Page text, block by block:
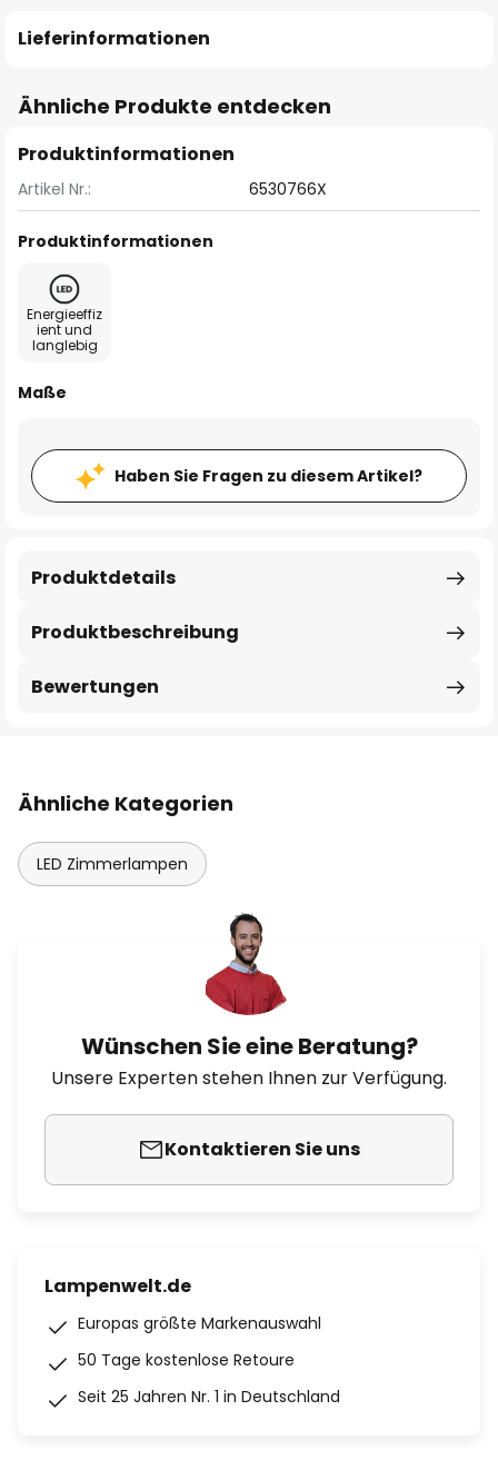
Lieferinformationen
Ähnliche Produkte entdecken
Produktinformationen
Artikel Nr.: 6530766X
Produktinformationen
Energieeffiz
ient und
langlebig
Maße
Haben Sie Fragen zu diesem Artikel?
Produktbeschreibung
Produktdetails
Bewertungen
Ähnliche Kategorien
LED Zimmerlampen
Wünschen Sie eine Beratung?
Unsere Experten stehen Ihnen zur Verfügung.
Kontaktieren Sie uns
Lampenwelt.de
Europas größte Markenauswahl
50 Tage kostenlose Retoure
Seit 25 Jahren Nr. 1 in Deutschland